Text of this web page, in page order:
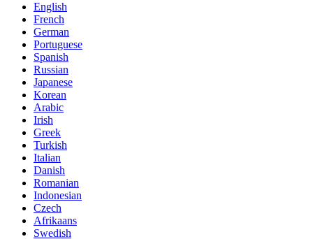
English
French
German
Portuguese
Spanish
Russian
Japanese
Korean
Arabic
Irish
Greek
Turkish
Italian
Danish
Romanian
Indonesian
Czech
Afrikaans
Swedish